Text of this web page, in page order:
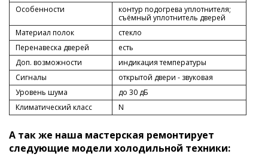
Особенности
контур подогрева уплотнителя;
съёмный уплотнитель дверей
Материал полок
стекло
Перенавеска дверей
есть
Доп. возможности
индикация температуры
Сигналы
открытой двери - звуковая
Уровень шума
до 30 дБ
Климатический класс
N
А так же наша мастерская ремонтирует
следующие модели холодильной техники: